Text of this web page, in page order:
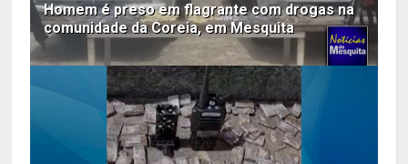
Homem é preso em flagrante com drogas na
comunidade da Coreia, em Mesquita